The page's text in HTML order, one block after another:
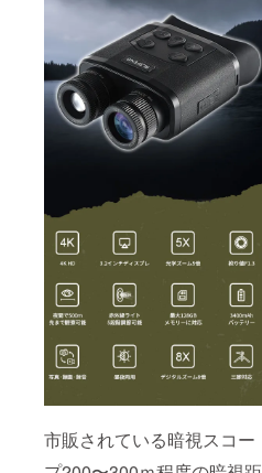
市販されている暗視スコー